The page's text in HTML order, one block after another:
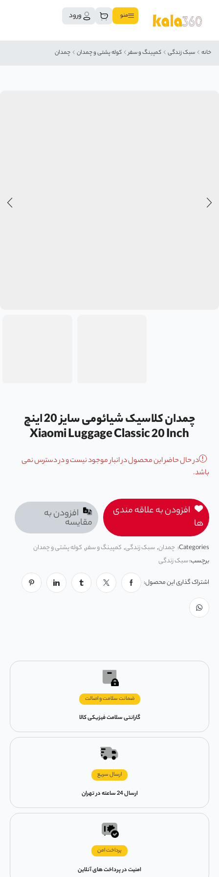
منو ورود
خانه سبک زندگی کمپینگ و سفر کوله پشتی و چمدان چمدان
چمدان کلاسیک شیائومی سایز 20 اینچ
Xiaomi Luggage Classic 20 Inch
در حال حاضر این محصول در انبار موجود نیست و در دسترس نمی
باشد.
افزودن به علاقه مندی
ها
افزودن به
مقایسه
Categories: چمدان,سبک زندگی, کمپینگ و سفر, کوله پشتی و چمدان
برچسب:سبک زندگی
اشتراک گذاری این محصول:
ضمانت سلامت و اصالت
گارانتی سلامت فیزیکی کالا
ارسال سریع
ارسال 24 ساعته در تهران
پرداخت امن
امنیت در پرداخت های آنلاین